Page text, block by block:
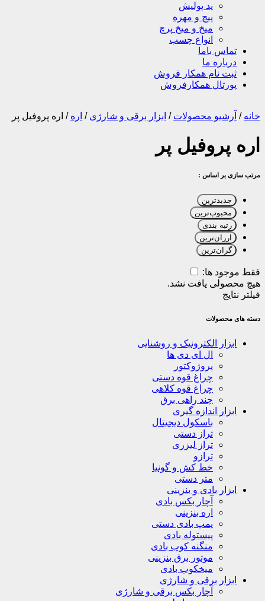
پد پولیش
پیچ و مهره
میخ و میخ پرچ
انواع چسب
تماس باما
درباره ما
ثبت نام همکار فروش
پورتال همکارفروش
خانه / آرشیو محصولات / ابزار برقی و شارژی / اره / اره پروفیل پر
اره پروفیل پر
مرتب سازی بر اساس :
جدیدترین
محبوب‌ترین
رتبه بندی
ارزان‌ترین
گران‌ترین
فقط موجود ها:
هیچ محصولی یافت نشد.
فیلتر نتایج
دسته های محصولات
ابزار الکترونیک و روشنایی
ال ای دی ها
پروژوکتور
چراغ قوه دستی
چراغ قوه کلاهی
چند راهی برق
ابزار اندازه گیری
باسکول دیجیتال
تراز دستی
تراز لیزری
ترازو
خط کش و گونیا
متر دستی
ابزار بادی و بنزینی
آچار بکس بادی
اره بنزینی
پمپ بادی دستی
پیستوله بادی
منگنه کوب بادی
موتور برق بنزینی
میخکوب بادی
ابزار برقی و شارژی
آچار بکس برقی و شارژی